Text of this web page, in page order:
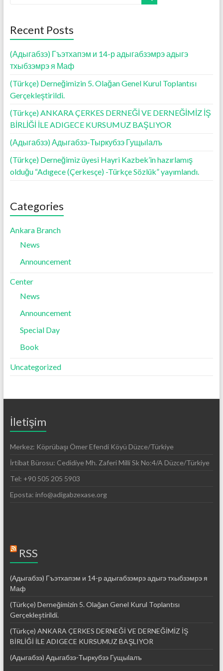
o
k
Recent Posts
(Адыгабзэ) Гъэтхапэм и 14-р адыгабзэмрэ адыгэ
тхыбзэмрэ я Маф
(Türkçe) Derneğimizin 5. Olağan Genel Kurul Toplantısı
Gerçekleştirildi.
(Türkçe) ANKARA ÇERKES DERNEĞİ VE DERNEĞİMİZ İŞ
BİRLİĞİ İLE ADIGECE KURSUMUZ BAŞLIYOR
(Адыгабзэ) Адыгабзэ-Тыркубзэ Гущыӏалъ
(Türkçe) Derneğimiz üyesi Hayri Kazbek’in hazırlamış
olduğu “Adıgece (Çerkesçe) -Türkçe Sözlük” yayımlandı.
Categories
Ankara Branch
News
Announcement
Center
News
Announcement
Special Day
Book
Uncategorized
İletişim
Merkez: Köprübaşı Ömer Efendi Köyü Düzce/Türkiye
İrtibat Bürosu: Cedidiye Mh. Zaferi Milli Sk No:4/A Düzce/Türkiye
Tel: +90 505 205 5903
Eposta: info@adigabzexase.org
RSS
(Адыгабзэ) Гъэтхапэм и 14-р адыгабзэмрэ адыгэ тхыбзэмрэ я
Маф
(Türkçe) Derneğimizin 5. Olağan Genel Kurul Toplantısı
Gerçekleştirildi.
(Türkçe) ANKARA ÇERKES DERNEĞİ VE DERNEĞİMİZ İŞ
BİRLİĞİ İLE ADIGECE KURSUMUZ BAŞLIYOR
(Адыгабзэ) Адыгабзэ-Тыркубзэ Гущыӏалъ